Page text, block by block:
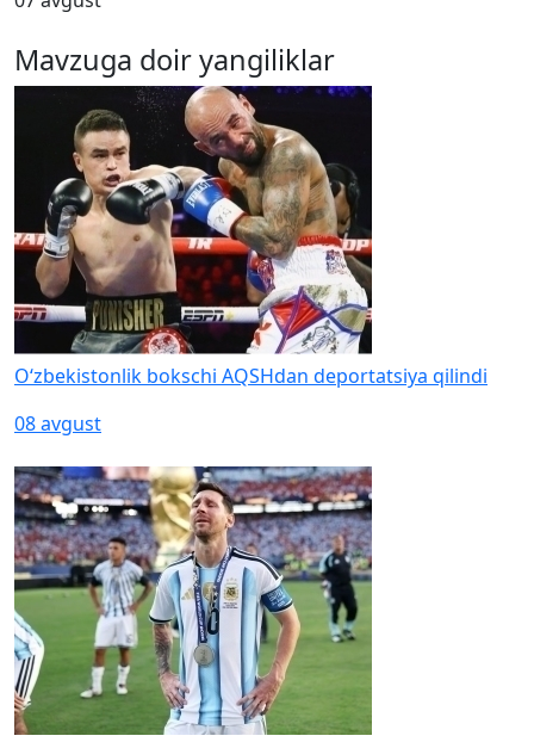
Mavzuga doir yangiliklar
O‘zbekistonlik bokschi AQSHdan deportatsiya qilindi
08 avgust